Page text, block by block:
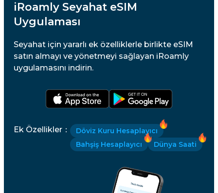
iRoamly Seyahat eSIM
Uygulaması
Seyahat için yararlı ek özelliklerle birlikte eSIM
satın almayı ve yönetmeyi sağlayan iRoamly
uygulamasını indirin.
Ek Özellikler ：
Döviz Kuru Hesaplayıcı
Bahşiş Hesaplayıcı
Dünya Saati